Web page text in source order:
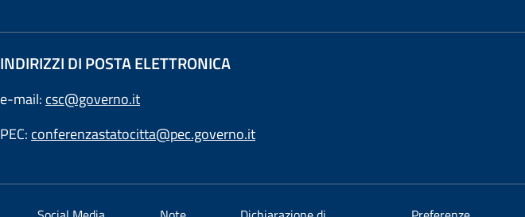
INDIRIZZI DI POSTA ELETTRONICA
e-mail: csc@governo.it
PEC: conferenzastatocitta@pec.governo.it